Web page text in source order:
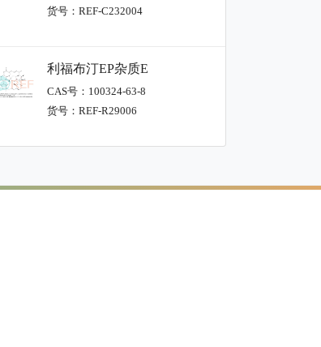
货号：REF-C232004
利福布汀EP杂质E
CAS号：100324-63-8
货号：REF-R29006